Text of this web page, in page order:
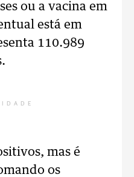
ou a vacina em
está em
110.989
mas é
os